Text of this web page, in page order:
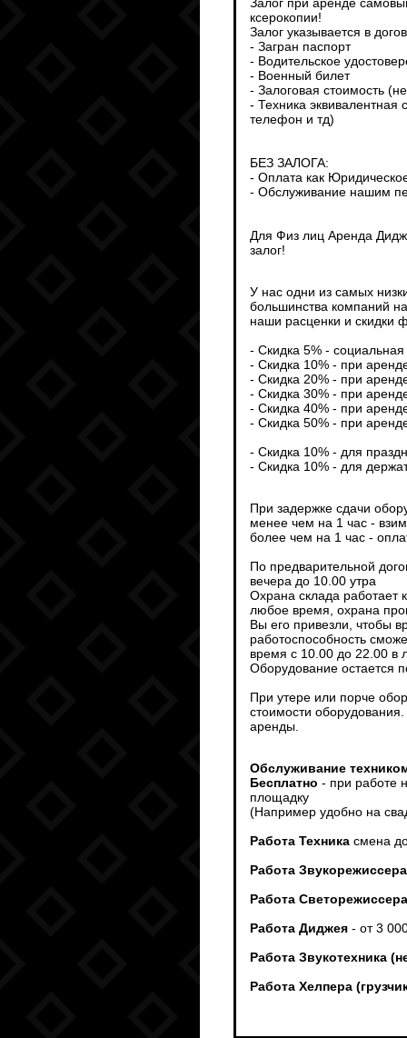
ксерокопии!
Залог указывается в
- Загран паспорт
- Водительское
- Военный билет
- Залоговая стоимость
- Техника эквивалентная
телефон и тд)
БЕЗ ЗАЛОГА:
- Оплата как
- Обслуживание нашим
Для Физ лиц Аренда
залог!
У нас одни из самых
большинства компаний
наши расценки и скидки
- Скидка 5% -
- Скидка 10% - при
- Скидка 20% - при
- Скидка 30% - при
- Скидка 40% - при
- Скидка 50% - при
- Скидка 10% - для
- Скидка 10% - для
При задержке сдачи
менее чем на 1 час -
более чем на 1 час -
По предварительной
вечера до 10.00 утра
Охрана склада работает
любое время, охрана
Вы его привезли, чтобы
работоспособность
время с 10.00 до 22.00 в
Оборудование остается
При утере или порче
стоимости
аренды.
Обслуживание
Бесплатно - при работе
площадку
(Например удобно на
Работа Техника смена
Работа Звукорежиссера
Работа Светорежиссера
Работа Диджея - от 3
Работа Звукотехника
Работа Хелпера